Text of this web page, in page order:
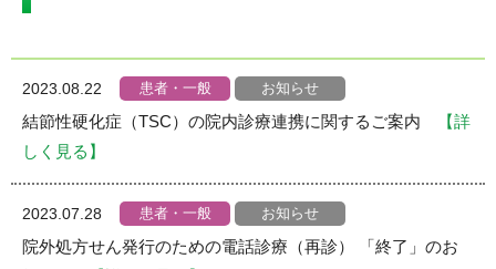
2023.08.22 患者・一般 お知らせ
結節性硬化症（TSC）の院内診療連携に関するご案内
【詳
しく見る】
2023.07.28 患者・一般 お知らせ
院外処方せん発行のための電話診療（再診） 「終了」のお